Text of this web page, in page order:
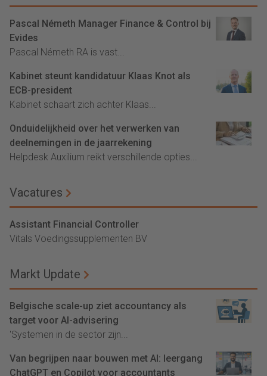
Pascal Németh Manager Finance & Control bij
Evides
Pascal Németh RA is vast...
Kabinet steunt kandidatuur Klaas Knot als
ECB-president
Kabinet schaart zich achter Klaas...
Onduidelijkheid over het verwerken van
deelnemingen in de jaarrekening
Helpdesk Auxilium reikt verschillende opties...
Vacatures
Assistant Financial Controller
Vitals Voedingssupplementen BV
Markt Update
Belgische scale-up ziet accountancy als
target voor AI-advisering
'Systemen in de sector zijn...
Van begrijpen naar bouwen met AI: leergang
ChatGPT en Copilot voor accountants